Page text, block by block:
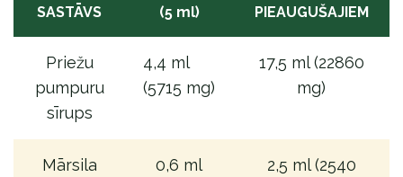
SASTĀVS
(5 ml)
PIEAUGUŠAJIEM
Priežu
pumpuru
sīrups
4,4 ml
(5715 mg)
17,5 ml (22860
mg)
Mārsila
0,6 ml
2,5 ml (2540